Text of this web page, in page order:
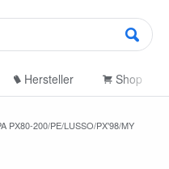
Hersteller Shop
PX80-200/PE/LUSSO/PX'98/MY